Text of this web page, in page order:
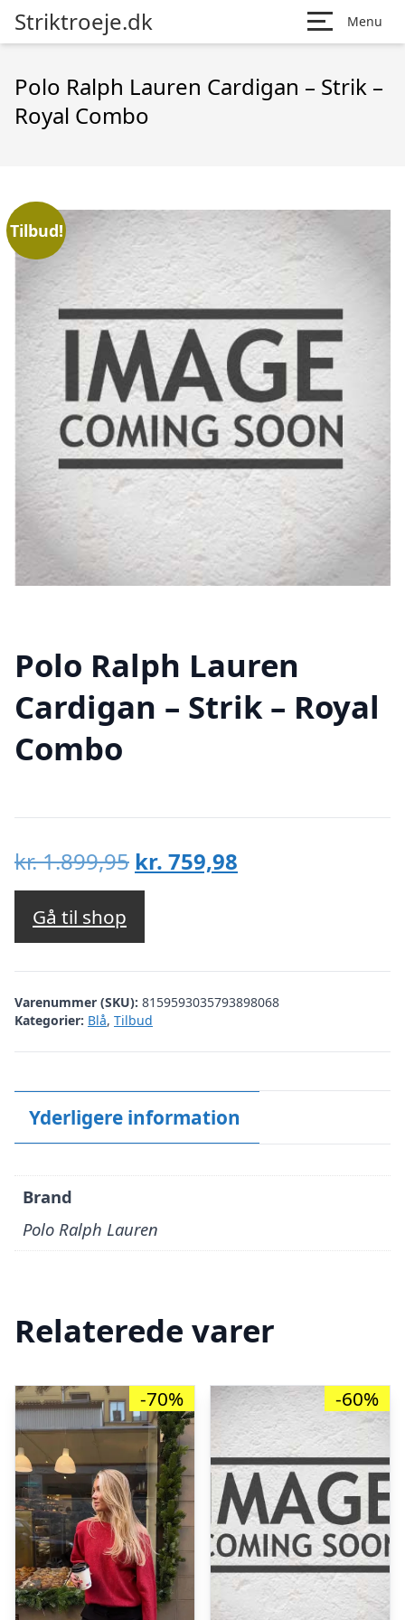
Striktroeje.dk Menu
Polo Ralph Lauren Cardigan – Strik –
Royal Combo
Tilbud!
Polo Ralph Lauren
Cardigan – Strik – Royal
Combo
kr.1.899,95 Den
oprindelige
var:
kr. 1.899,95.
kr. 759,98
kr. 759,98.
Gå til shop
Varenummer (SKU): 8159593035793898068
Kategorier: Blå, Tilbud
Yderligere information
Brand
Polo Ralph Lauren
Relaterede varer
-70% -60%